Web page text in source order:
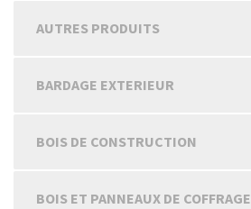
AUTRES PRODUITS
BARDAGE EXTERIEUR
BOIS DE CONSTRUCTION
BOIS ET PANNEAUX DE COFFRAGE